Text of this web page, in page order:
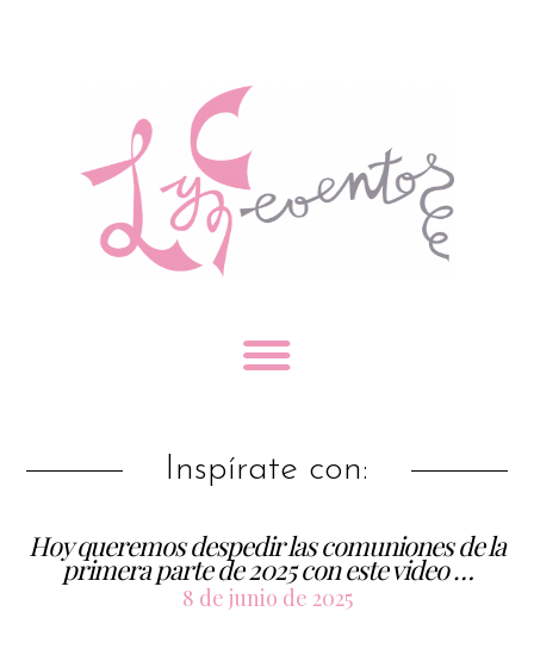
Inspírate con:
Hoy queremos despedir las comuniones de la
primera parte de 2025 con este video …
8 de junio de 2025